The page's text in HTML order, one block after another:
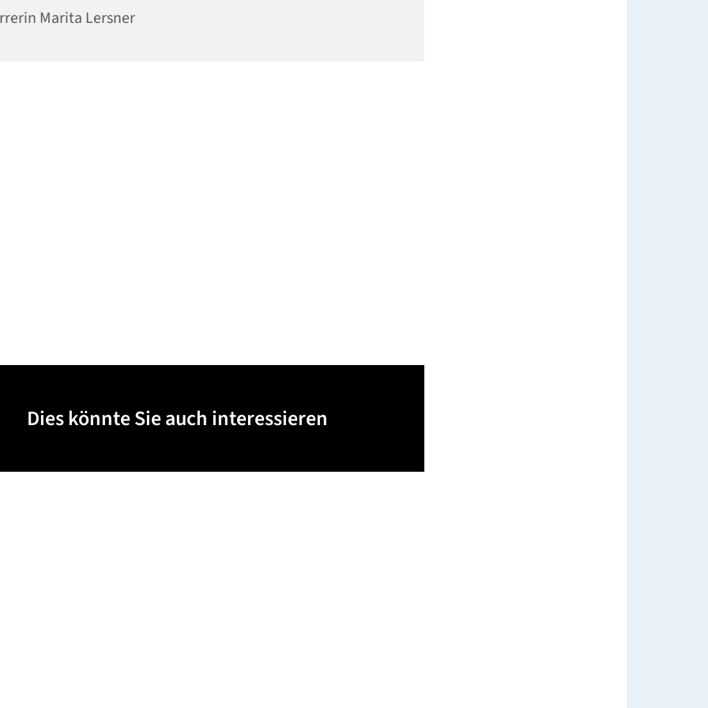
Marita Lersner
Dies könnte Sie auch interessieren